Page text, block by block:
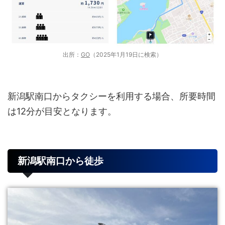
出所： GO （2025年1月19日に検索）
新潟駅南口からタクシーを利用する場合、所要時間
は12分が目安となります。
新潟駅南口から徒歩